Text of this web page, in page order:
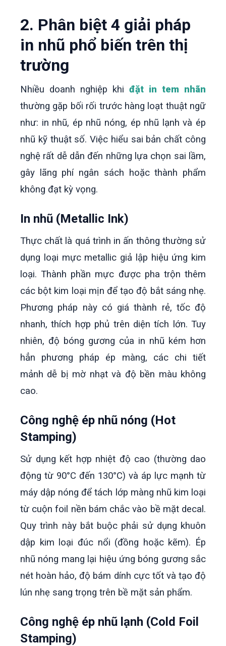
2. Phân biệt 4 giải pháp
in nhũ phổ biến trên thị
trường
Nhiều doanh nghiệp khi đặt in tem nhãn
thường gặp bối rối trước hàng loạt thuật ngữ
như: in nhũ, ép nhũ nóng, ép nhũ lạnh và ép
nhũ kỹ thuật số. Việc hiểu sai bản chất công
nghệ rất dễ dẫn đến những lựa chọn sai lầm,
gây lãng phí ngân sách hoặc thành phẩm
không đạt kỳ vọng.
In nhũ (Metallic Ink)
Thực chất là quá trình in ấn thông thường sử
dụng loại mực metallic giả lập hiệu ứng kim
loại. Thành phần mực được pha trộn thêm
các bột kim loại mịn để tạo độ bắt sáng nhẹ.
Phương pháp này có giá thành rẻ, tốc độ
nhanh, thích hợp phủ trên diện tích lớn. Tuy
nhiên, độ bóng gương của in nhũ kém hơn
hẳn phương pháp ép màng, các chi tiết
mảnh dễ bị mờ nhạt và độ bền màu không
cao.
Công nghệ ép nhũ nóng (Hot
Stamping)
Sử dụng kết hợp nhiệt độ cao (thường dao
động từ 90°C đến 130°C) và áp lực mạnh từ
máy dập nóng để tách lớp màng nhũ kim loại
từ cuộn foil nền bám chắc vào bề mặt decal.
Quy trình này bắt buộc phải sử dụng khuôn
dập kim loại đúc nổi (đồng hoặc kẽm). Ép
nhũ nóng mang lại hiệu ứng bóng gương sắc
nét hoàn hảo, độ bám dính cực tốt và tạo độ
lún nhẹ sang trọng trên bề mặt sản phẩm.
Công nghệ ép nhũ lạnh (Cold Foil
Stamping)